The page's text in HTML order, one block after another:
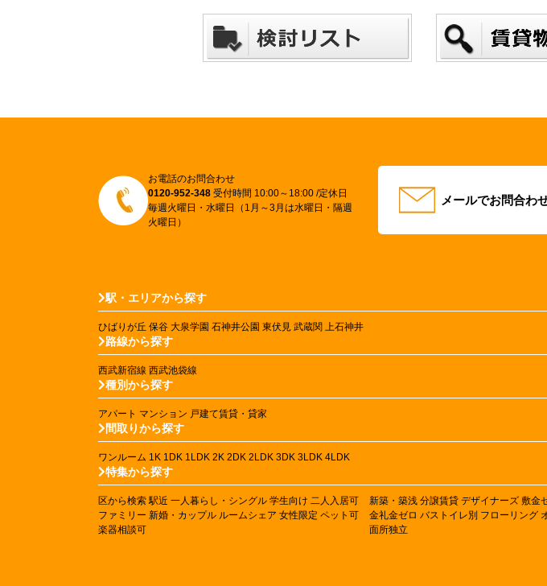
お電話のお問合わせ
0120-952-348 受付時間 10:00～18:00 /定休日
毎週火曜日・水曜日（1月～3月は水曜日・隔週
火曜日）
メールでお問合わ
駅・エリアから探す
ひばりが丘 保谷 大泉学園 石神井公園 東伏見 武蔵関 上石神井
路線から探す
西武新宿線 西武池袋線
種別から探す
アパート マンション 戸建て賃貸・貸家
間取りから探す
ワンルーム 1K 1DK 1LDK 2K 2DK 2LDK 3DK 3LDK 4LDK
特集から探す
区から検索 駅近 一人暮らし・シングル 学生向け 二人入居可
ファミリー 新婚・カップル ルームシェア 女性限定 ペット可
楽器相談可
新築・築浅 分譲賃貸 デザイナーズ 敷金
金礼金ゼロ バストイレ別 フローリング
面所独立